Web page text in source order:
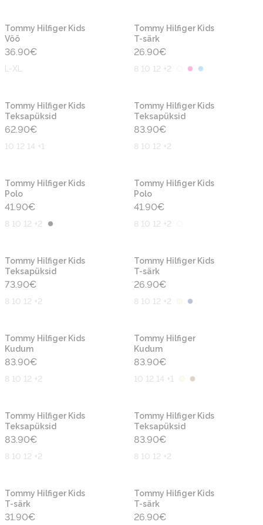
Tommy Hilfiger Kids
Vöö
36.90€
L-XL
Tommy Hilfiger Kids
T-särk
26.90€
8 10 12 +2
Tommy Hilfiger Kids
Teksapüksid
62.90€
10 12 14 +1
Tommy Hilfiger Kids
Teksapüksid
83.90€
8 10 12 +2
Tommy Hilfiger Kids
Polo
41.90€
8 10 12 +2
Tommy Hilfiger Kids
Polo
41.90€
8 10 12 +2
Tommy Hilfiger Kids
Teksapüksid
73.90€
8 10 12 +2
Tommy Hilfiger Kids
T-särk
26.90€
8 10 12 +2
Tommy Hilfiger Kids
Kudum
83.90€
8 10 12 +2
Tommy Hilfiger
Kudum
83.90€
10 12 14 +1
Tommy Hilfiger Kids
Teksapüksid
83.90€
8 10 12 +2
Tommy Hilfiger Kids
Teksapüksid
83.90€
8 10 12 +2
Tommy Hilfiger Kids
T-särk
31.90€
Tommy Hilfiger Kids
T-särk
26.90€